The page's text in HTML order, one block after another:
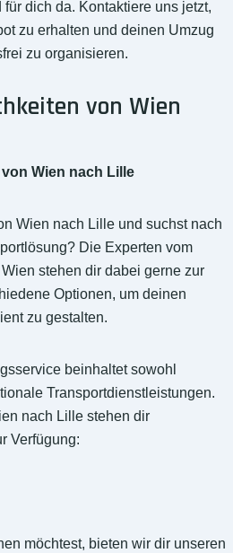
dich da. Kontaktiere uns jetzt,
zu erhalten und deinen Umzug
zu organisieren.
von Wien
Wien nach Lille
Wien nach Lille und suchst nach
Die Experten vom
stehen dir dabei gerne zur
Optionen, um deinen
zu gestalten.
beinhaltet sowohl
Transportdienstleistungen.
nach Lille stehen dir
Verfügung:
möchtest, bieten wir dir unseren